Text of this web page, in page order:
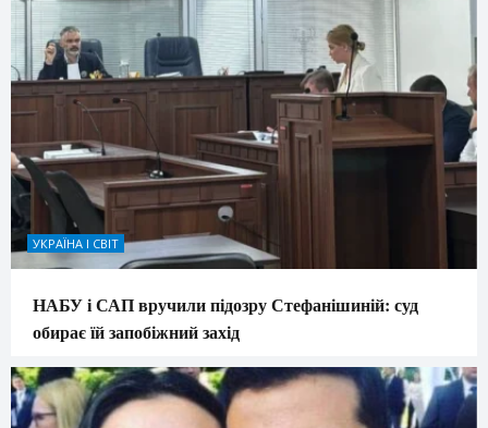
УКРАЇНА І СВІТ
НАБУ і САП вручили підозру Стефанішиній: суд
обирає їй запобіжний захід